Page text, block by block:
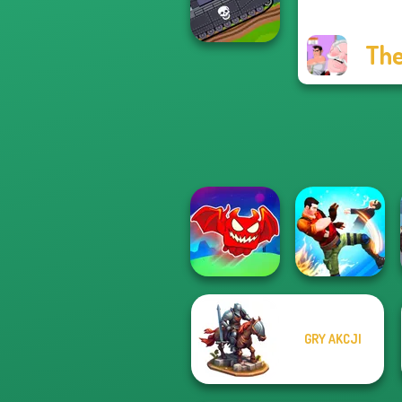
Poptropica
Obby The
Legendary
Dragon
GRY AKCJI